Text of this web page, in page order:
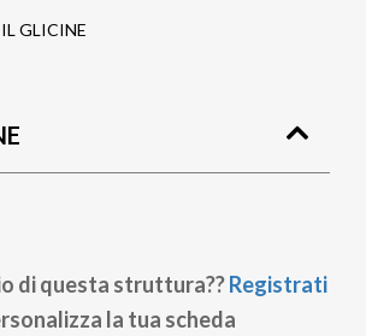
IL GLICINE
di questa struttura??Registrati
la tua scheda